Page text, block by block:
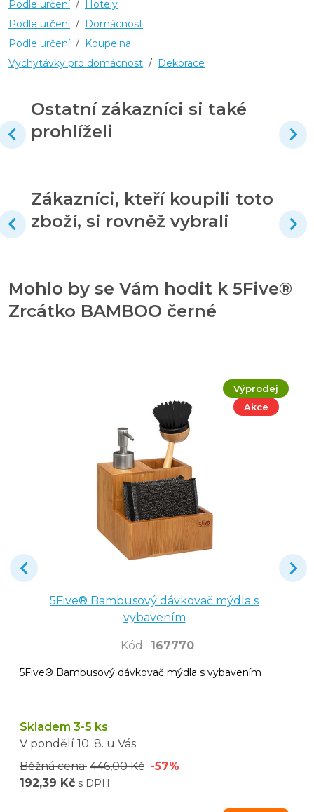
Podle určení /
Hotely
Podle určení / Domácnost
Podle určení / Koupelna
Vychytávky pro domácnost / Dekorace
Ostatní zákazníci si také
prohlíželi
Zákazníci, kteří koupili toto
zboží, si rovněž vybrali
Mohlo by se Vám hodit k 5Five®
Zrcátko BAMBOO černé
Výprodej
Akce
5Five® Bambusový dávkovač mýdla s
vybavením
Kód : 167770
5Five® Bambusový dávkovač mýdla s vybavením
Skladem 3-5 ks
V pondělí 10. 8. u Vás
Běžná cena: 446,00 Kč -57%
192,39 Kč s DPH